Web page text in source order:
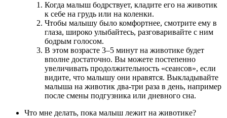
Когда малыш бодрствует, кладите его на животик
к себе на грудь или на коленки.
Чтобы малышу было комфортнее, смотрите ему в
глаза, широко улыбайтесь, разговаривайте с ним
бодрым голосом.
В этом возрасте 3–5 минут на животике будет
вполне достаточно. Вы можете постепенно
увеличивать продолжительность «сеансов», если
видите, что малышу они нравятся. Выкладывайте
малыша на животик два-три раза в день, например
после смены подгузника или дневного сна.
Что мне делать, пока малыш лежит на животике?